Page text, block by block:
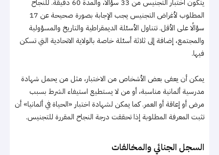
يتكون اختبار التجنيس من 33 سؤالًا، والمدة 60 دقيقة. للنجاح
المطلوب لأغراض التجنيس يجب الإجابة بصورة صحيحة عن 17
سؤالًا على الأقل. تتناول الأسئلة الديمقراطية والتاريخ والمسؤولية
والمجتمع، إضافة إلى ثلاثة أسئلة خاصة بالولاية الاتحادية التي تسكن
فيها.
يمكن أن يعفى بعض الأشخاص من الاختبار، مثل من يحمل شهادة
مدرسية ألمانية مناسبة، أو من لا يستطيع استيفاء الشرط بسبب
مرض أو إعاقة أو العمر. كما يمكن لشهادة اختبار «الحياة في ألمانيا» أن
تثبت المعرفة المطلوبة إذا تحققت درجة النجاح المقررة للتجنيس.
السجل الجنائي والمخالفات